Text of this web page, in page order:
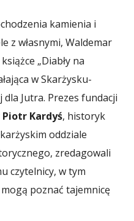
kamienia i
z własnymi, Waldemar
„Diabły na
w Skarżysku-
dla Jutra. Prezes fundacji
Piotr Kardyś, historyk
oddziale
zredagowali
czytelnicy, w tym
mogą poznać tajemnicę